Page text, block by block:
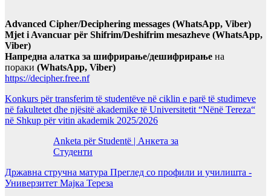
Advanced Cipher/Deciphering messages (WhatsApp, Viber)
Mjet i Avancuar për Shifrim/Deshifrim mesazheve (WhatsApp,
Viber)
Напредна алатка за шифрирање/дешифрирање на
пораки (WhatsApp, Viber)
https://decipher.free.nf
Konkurs për transferim të studentëve në ciklin e parë të studimeve
në fakultetet dhe njësitë akademike të Universitetit “Nënë Tereza“
në Shkup për vitin akademik 2025/2026
Anketa për Studentë | Анкета за
Студенти
Државна стручна матура Преглед со профили и училишта -
Универзитет Мајка Тереза